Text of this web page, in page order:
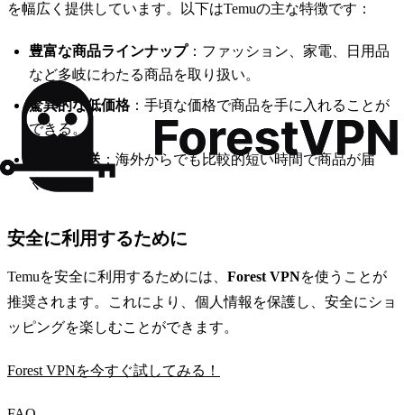
を幅広く提供しています。以下はTemuの主な特徴です：
豊富な商品ラインナップ：ファッション、家電、日用品
など多岐にわたる商品を取り扱い。
驚異的な低価格：手頃な価格で商品を手に入れることが
できる。
迅速な配送：海外からでも比較的短い時間で商品が届
く。
安全に利用するために
Temuを安全に利用するためには、 Forest VPNを使うことが
推奨されます。これにより、個人情報を保護し、安全にショ
ッピングを楽しむことができます。
Forest VPNを今すぐ試してみる！